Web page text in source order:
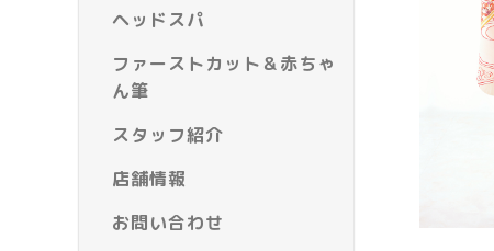
ヘッドスパ
ファーストカット＆赤ちゃ
ん筆
スタッフ紹介
店舗情報
お問い合わせ